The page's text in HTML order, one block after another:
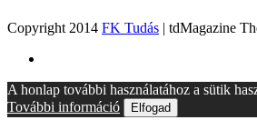
Copyright 2014 FK Tudás | tdMagazine
A honlap további használatához a sütik
További információ
Elfogad